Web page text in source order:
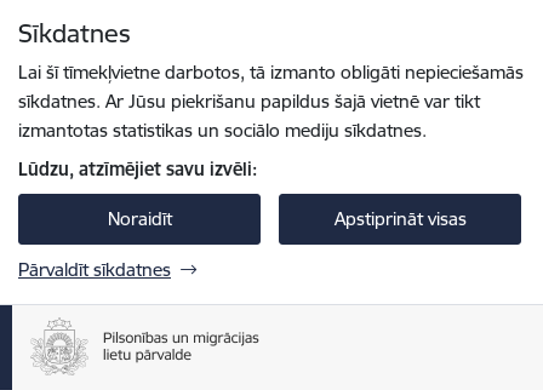
Sīkdatnes
Lai šī tīmekļvietne darbotos, tā izmanto obligāti nepieciešamās
sīkdatnes. Ar Jūsu piekrišanu papildus šajā vietnē var tikt
izmantotas statistikas un sociālo mediju sīkdatnes.
Lūdzu, atzīmējiet savu izvēli:
Noraidīt Apstiprināt visas
Pārvaldīt sīkdatnes